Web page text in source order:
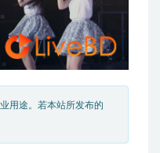
用途。若本站所发布的